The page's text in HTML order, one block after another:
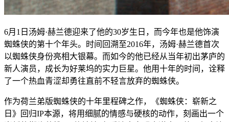
6月1日汤姆·赫兰德迎来了他的30岁生日，而今年也是他饰演
蜘蛛侠的第十个年头。时间回溯至2016年，汤姆·赫兰德首次
以蜘蛛侠身份亮相大银幕。而如今的他已经从当年初出茅庐的
新人演员，成长为好莱坞的实力巨星。他用十年的时间，诠释
了一个热血青涩却勇往直前不轻言放弃的蜘蛛侠。
作为荷兰弟版蜘蛛侠的十年里程碑之作，《蜘蛛侠：崭新之
日》回归IP本源，将用细腻的情感与硬核的动作，刻画出一个